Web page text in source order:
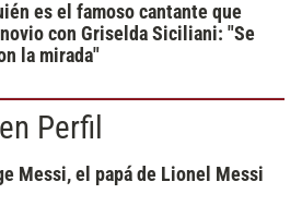
es el famoso cantante que
con Griselda Siciliani: "Se
la mirada"
Perfil
Messi, el papá de Lionel Messi